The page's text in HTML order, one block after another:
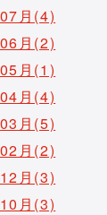
月(4)
月(2)
月(1)
月(4)
月(5)
月(2)
月(3)
月(3)